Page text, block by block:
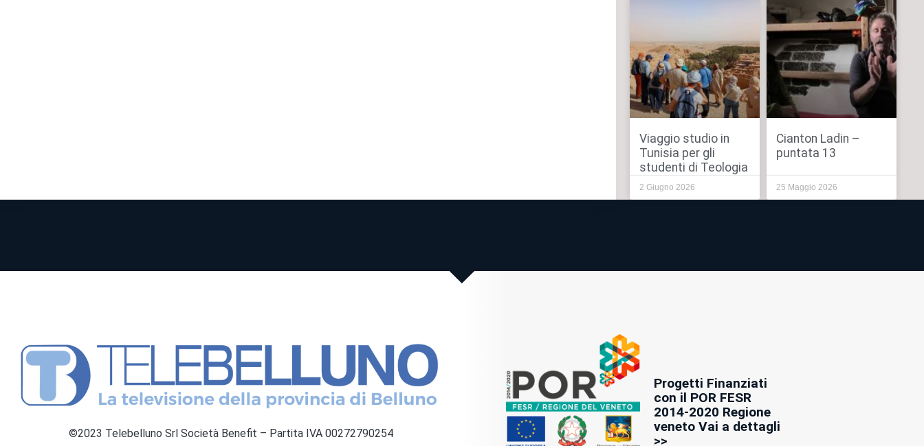
Viaggio studio in
Tunisia per gli
studenti di Teologia
2 Giugno 2026
Cianton Ladin –
puntata 13
25 Maggio 2026
©2023 Telebelluno Srl Società Benefit – Partita IVA 00272790254
Progetti Finanziati
con il POR FESR
2014-2020 Regione
veneto Vai a dettagli
>>